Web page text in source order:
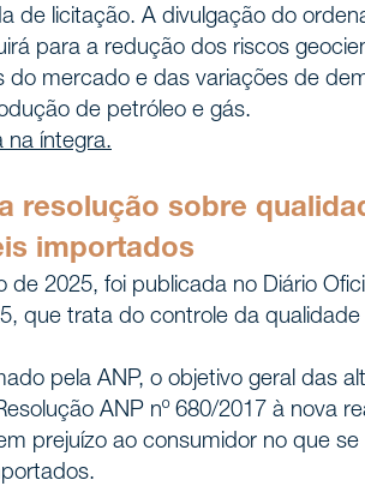
de licitação. A divulgação do
para a redução dos riscos
do mercado e das variações de
de petróleo e gás.
na íntegra.
resolução sobre
importados
de 2025, foi publicada no Diário
que trata do controle da
pela ANP, o objetivo geral das
ANP nº 680/2017 à nova
prejuízo ao consumidor no que